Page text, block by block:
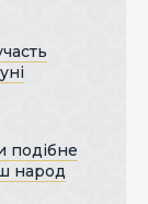
подібне
народ